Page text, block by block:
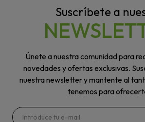
Suscríbete a
Únete a nuestra comunidad para
novedades y ofertas exclusivas.
nuestra newsletter y mantente al
tenemos para